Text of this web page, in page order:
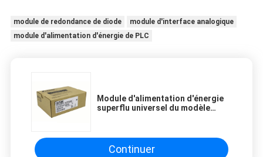
module de redondance de diode
module d'interface analogique
module d'alimentation d'énergie de PLC
Module d'alimentation d'énergie
superflu universel du modèle
Continuer